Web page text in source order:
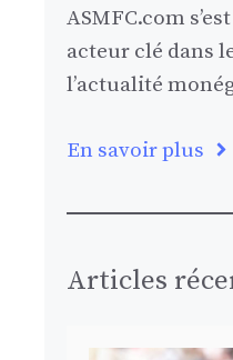
ASMFC.com
acteur clé dans
l’actualité
En savoir plus
Articles